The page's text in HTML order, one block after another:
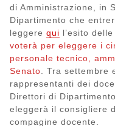
di Amministrazione, in
Dipartimento che
leggere qui l’esito
voterà per eleggere i
personale tecnico,
Senato . Tra
rappresentanti dei
Direttori di
eleggerà il consigliere
compagine docente.